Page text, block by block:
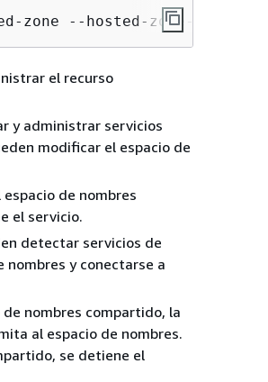
zone --hosted-zone-id
el recurso
y administrar servicios
modificar el espacio de
de nombres
el servicio.
detectar servicios de
nombres y conectarse a
nombres compartido, la
al espacio de nombres.
se detiene el